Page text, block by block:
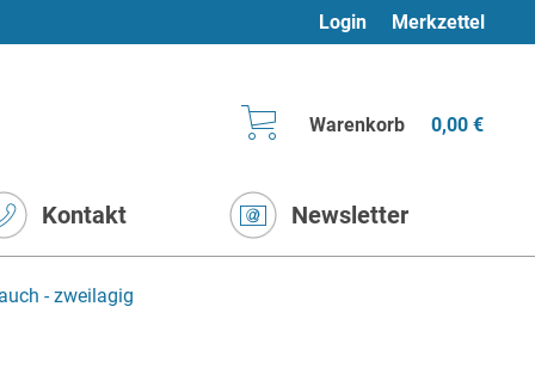
Login Merkzettel
Warenkorb 0,00 €
Kontakt Newsletter
- zweilagig